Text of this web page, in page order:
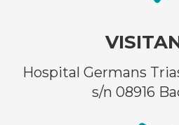
Hospital Germans
s/n 08916